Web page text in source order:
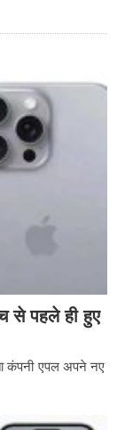
से पहले ही हुए
कंपनी एपल अपने नए